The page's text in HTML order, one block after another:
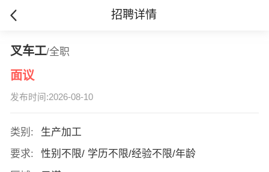
招聘详情
叉车工/全职
面议
发布时间:2026-08-10
类别:
生产加工
要求:
性别不限/ 学历不限/经验不限/年龄